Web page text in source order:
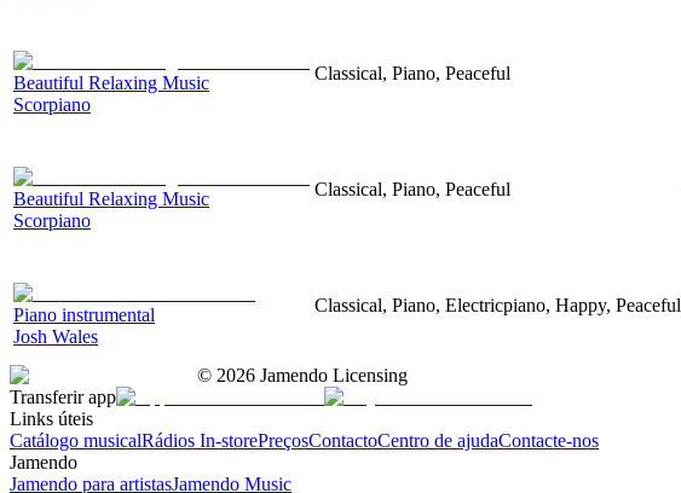
Beautiful Relaxing Music
Scorpiano
Classical, Piano, Peaceful
Beautiful Relaxing Music
Scorpiano
Classical, Piano, Peaceful
Piano instrumental
Josh Wales
Classical, Piano, Electricpiano, Happy, Peaceful
© 2026 Jamendo Licensing
Transferir app
Links úteis
Catálogo musicalRádios In-storePreçosContactoCentro de ajudaContacte-nos
Jamendo
Jamendo para artistasJamendo Music